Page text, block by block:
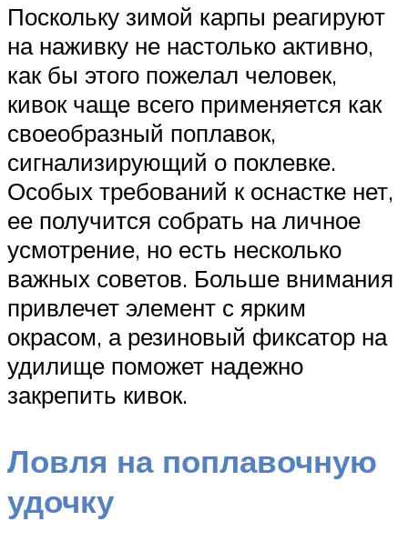
Поскольку зимой карпы реагируют
на наживку не настолько активно,
как бы этого пожелал человек,
кивок чаще всего применяется как
своеобразный поплавок,
сигнализирующий о поклевке.
Особых требований к оснастке нет,
ее получится собрать на личное
усмотрение, но есть несколько
важных советов. Больше внимания
привлечет элемент с ярким
окрасом, а резиновый фиксатор на
удилище поможет надежно
закрепить кивок.
Ловля на поплавочную
удочку